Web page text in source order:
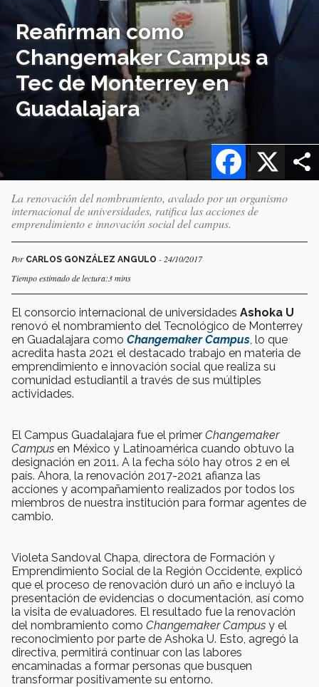
Reafirman como
Changemaker Campus a
Tec de Monterrey en
Guadalajara
X
Facebook
La renovación del nombramiento, avalado por un organismo
internacional de universidades, ratifica las acciones de
emprendimiento e innovación social del campus.
Por CARLOS GONZÁLEZ ANGULO - 24/10/2017
Tiempo estimado de lectura:3 mins
El consorcio internacional de universidades Ashoka U
renovó el nombramiento del Tecnológico de Monterrey
en Guadalajara como Changemaker Campus , lo que
acredita hasta 2021 el destacado trabajo en materia de
emprendimiento e innovación social que realiza su
comunidad estudiantil a través de sus múltiples
actividades.
El Campus Guadalajara fue el primer Changemaker
Campus en México y Latinoamérica cuando obtuvo la
designación en 2011. A la fecha sólo hay otros 2 en el
país. Ahora, la renovación 2017-2021 afianza las
acciones y acompañamiento realizados por todos los
miembros de nuestra institución para formar agentes de
cambio.
Violeta Sandoval Chapa, directora de Formación y
Emprendimiento Social de la Región Occidente, explicó
que el proceso de renovación duró un año e incluyó la
presentación de evidencias o documentación, así como
la visita de evaluadores. El resultado fue la renovación
del nombramiento como Changemaker Campus y el
reconocimiento por parte de Ashoka U. Esto, agregó la
directiva, permitirá continuar con las labores
encaminadas a formar personas que busquen
transformar positivamente su entorno.